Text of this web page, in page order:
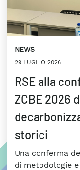
NEWS
29 LUGLIO 2026
RSE alla
ZCBE 2026
storici
Una conferma
di metodologie